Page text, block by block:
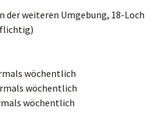
der weiteren Umgebung, 18-Loch
wöchentlich
wöchentlich
wöchentlich